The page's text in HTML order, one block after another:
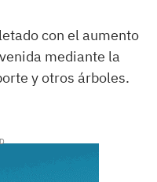
con el aumento
mediante la
y otros árboles.